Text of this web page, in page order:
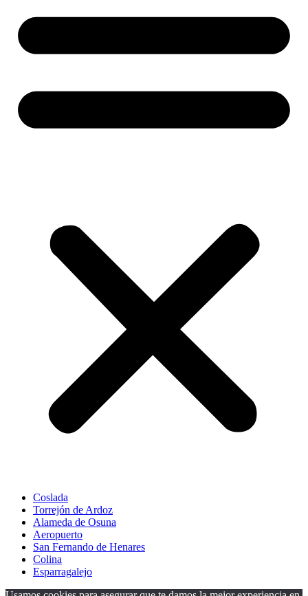
Coslada
Torrejón de Ardoz
Alameda de Osuna
Aeropuerto
San Fernando de Henares
Colina
Esparragalejo